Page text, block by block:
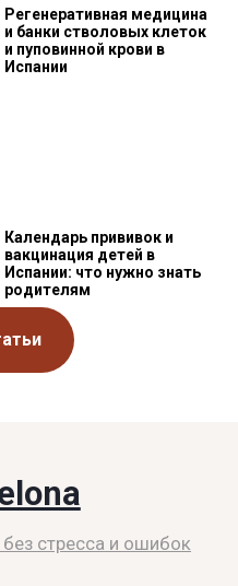
Регенеративная медицина
и банки стволовых клеток
и пуповинной крови в
Испании
Календарь прививок и
вакцинация детей в
Испании: что нужно знать
родителям